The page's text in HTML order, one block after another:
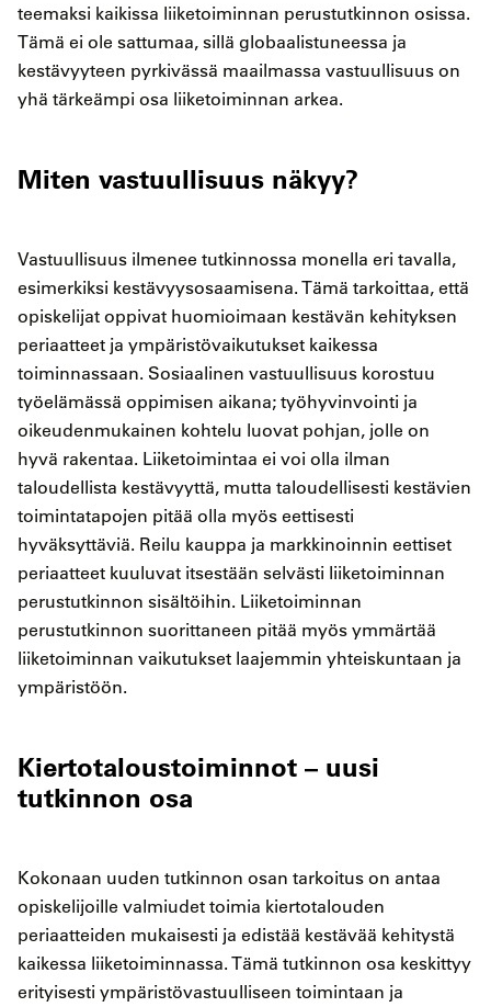
teemaksi kaikissa liiketoiminnan perustutkinnon osissa.
Tämä ei ole sattumaa, sillä globaalistuneessa ja
kestävyyteen pyrkivässä maailmassa vastuullisuus on
yhä tärkeämpi osa liiketoiminnan arkea.
Miten vastuullisuus näkyy?
Vastuullisuus ilmenee tutkinnossa monella eri tavalla,
esimerkiksi kestävyysosaamisena. Tämä tarkoittaa, että
opiskelijat oppivat huomioimaan kestävän kehityksen
periaatteet ja ympäristövaikutukset kaikessa
toiminnassaan. Sosiaalinen vastuullisuus korostuu
työelämässä oppimisen aikana; työhyvinvointi ja
oikeudenmukainen kohtelu luovat pohjan, jolle on
hyvä rakentaa. Liiketoimintaa ei voi olla ilman
taloudellista kestävyyttä, mutta taloudellisesti kestävien
toimintatapojen pitää olla myös eettisesti
hyväksyttäviä. Reilu kauppa ja markkinoinnin eettiset
periaatteet kuuluvat itsestään selvästi liiketoiminnan
perustutkinnon sisältöihin. Liiketoiminnan
perustutkinnon suorittaneen pitää myös ymmärtää
liiketoiminnan vaikutukset laajemmin yhteiskuntaan ja
ympäristöön.
Kiertotaloustoiminnot – uusi
tutkinnon osa
Kokonaan uuden tutkinnon osan tarkoitus on antaa
opiskelijoille valmiudet toimia kiertotalouden
periaatteiden mukaisesti ja edistää kestävää kehitystä
kaikessa liiketoiminnassa. Tämä tutkinnon osa keskittyy
erityisesti ympäristövastuulliseen toimintaan ja